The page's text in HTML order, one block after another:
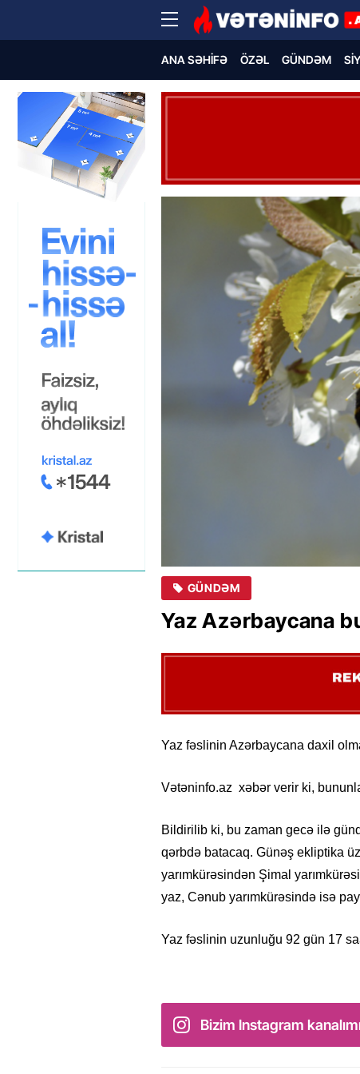
ANA SƏHIFƏ ÖZƏL GÜNDƏM
GÜNDƏM
Yaz Azərbaycana
Yaz fəslinin Azərbaycana daxil
Vətəninfo.az xəbər verir ki,
Bildirilib ki, bu zaman gecə ilə
qərbdə batacaq. Günəş ekliptika
yarımkürəsindən Şimal
yaz, Cənub yarımkürəsində isə
Yaz fəslinin uzunluğu 92 gün 17
Bizim Instagram